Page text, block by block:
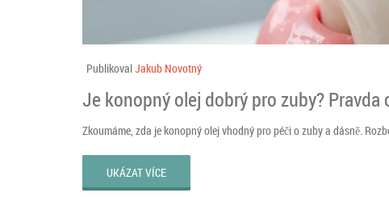
PublikovalJakub Novotný
Je konopný olej dobrý pro zuby? Pravda
Zkoumáme, zda je konopný olej vhodný pro péči o zuby a dásně.
UKÁZAT VÍCE